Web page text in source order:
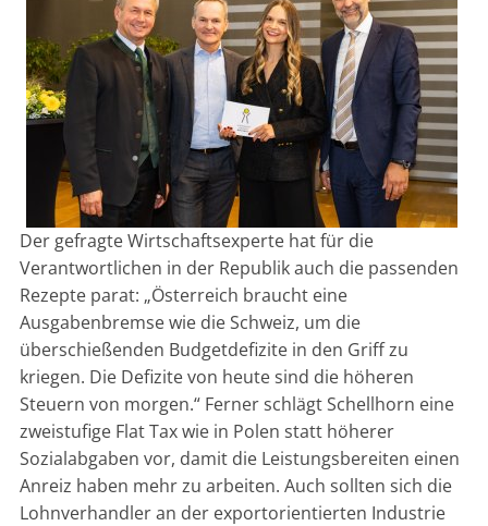
Der gefragte Wirtschaftsexperte hat für die
Verantwortlichen in der Republik auch die passenden
Rezepte parat: „Österreich braucht eine
Ausgabenbremse wie die Schweiz, um die
überschießenden Budgetdefizite in den Griff zu
kriegen. Die Defizite von heute sind die höheren
Steuern von morgen.“ Ferner schlägt Schellhorn eine
zweistufige Flat Tax wie in Polen statt höherer
Sozialabgaben vor, damit die Leistungsbereiten einen
Anreiz haben mehr zu arbeiten. Auch sollten sich die
Lohnverhandler an der exportorientierten Industrie